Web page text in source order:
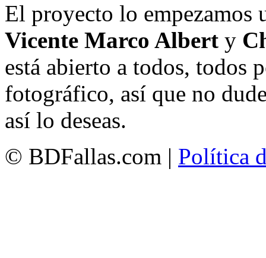
El proyecto lo empezamos
Vicente Marco Albert y
está abierto a todos, todos
fotográfico, así que no
así lo deseas.
© BDFallas.com | Política